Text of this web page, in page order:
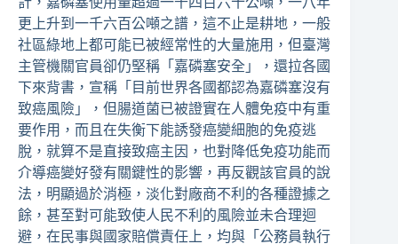
更上升到一千六百公噸之譜，這不止是耕地，一般
社區綠地上都可能已被經常性的大量施用，但臺灣
主管機關官員卻仍堅稱「嘉磷塞安全」，還拉各國
下來背書，宣稱「目前世界各國都認為嘉磷塞沒有
致癌風險」，但腸道菌已被證實在人體免疫中有重
要作用，而且在失衡下能誘發癌變細胞的免疫逃
脫，就算不是直接致癌主因，也對降低免疫功能而
介導癌變好發有關鍵性的影響，再反觀該官員的說
法，明顯過於消極，淡化對廠商不利的各種證據之
餘，甚至對可能致使人民不利的風險並未合理迴
避，在民事與國家賠償責任上，均與「公務員執行